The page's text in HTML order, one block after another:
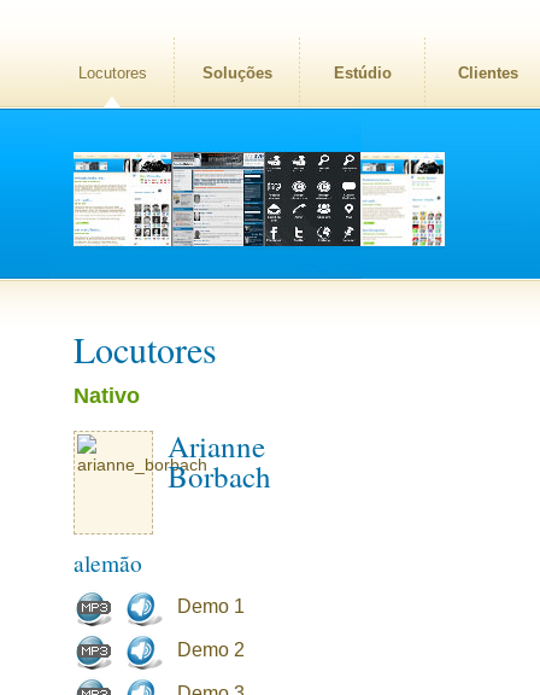
Locutores Soluções Estúdio Clientes
Locutores
Nativo
Arianne
Borbach
alemão
Demo 1
Demo 2